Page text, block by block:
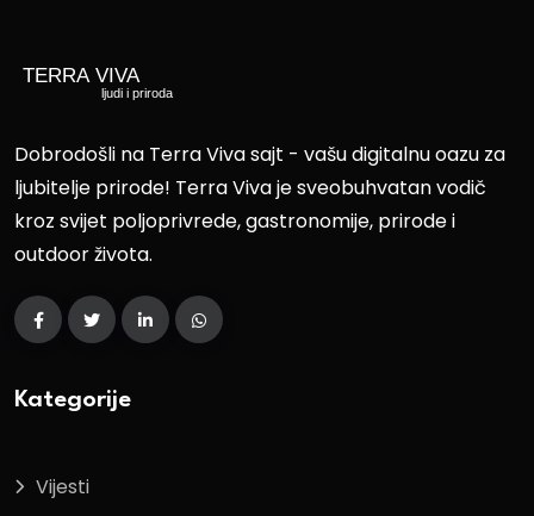
Dobrodošli na Terra Viva sajt - vašu digitalnu oazu za
ljubitelje prirode! Terra Viva je sveobuhvatan vodič
kroz svijet poljoprivrede, gastronomije, prirode i
outdoor života.
Kategorije
Vijesti